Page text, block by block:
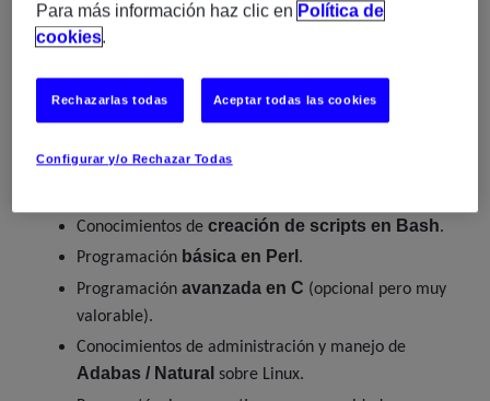
En Experis buscamos un/aTécnico/a de Sistemas
Linux RHEL con desarrollo Perl y C – Presencial
Madrid (H/M/X)
Experiencia sólida enadministración de
Conocimientos de creación de scripts en Bash.
Programación básica en Perl .
Programación avanzada en C (opcional pero muy
valorable).
Conocimientos de administración y manejo de
Adabas / Natural sobre Linux.
Para más información haz clic en Política de
cookies.
Configurar y/o Rechazar Todas
Rechazarlas todas Aceptar todas las cookies